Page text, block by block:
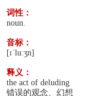
词性：
noun.
音标：
[ɪˈluːʒn]
释义：
the act of deluding
错误的观念、幻想